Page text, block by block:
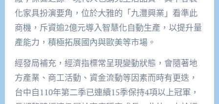
化家具扮演要角，位於大雅的「九灃興業」看準此
商機，斥資逾2億元導入智慧化自動生產，以提升量
產能力，積極拓展國內與歐美等市場。
經發局補充，經濟指標常呈現變動狀態，會隨著地
方產業、商工活動、資金流動等因素而時有更迭，
台中自110年第二季已連續15季保持4項以上冠軍，